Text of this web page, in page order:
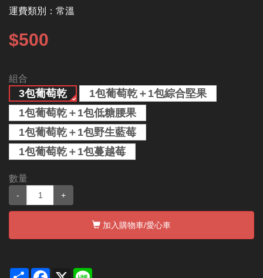
運費類別： 常溫
$500
組合
3包葡萄乾
1包葡萄乾＋1包綜合堅果
1包葡萄乾＋1包低糖腰果
1包葡萄乾＋1包野生藍莓
1包葡萄乾＋1包蔓越莓
數量
- +
加入購物車/愛心車
Share Facebook
X